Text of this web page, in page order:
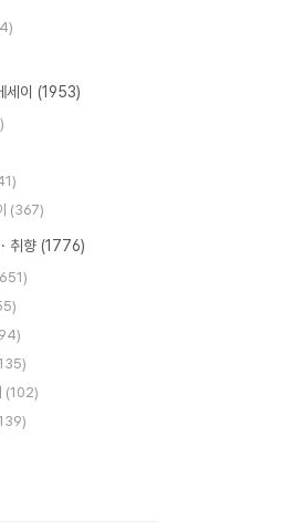
이 (1953)
(367)
취향 (1776)
(102)